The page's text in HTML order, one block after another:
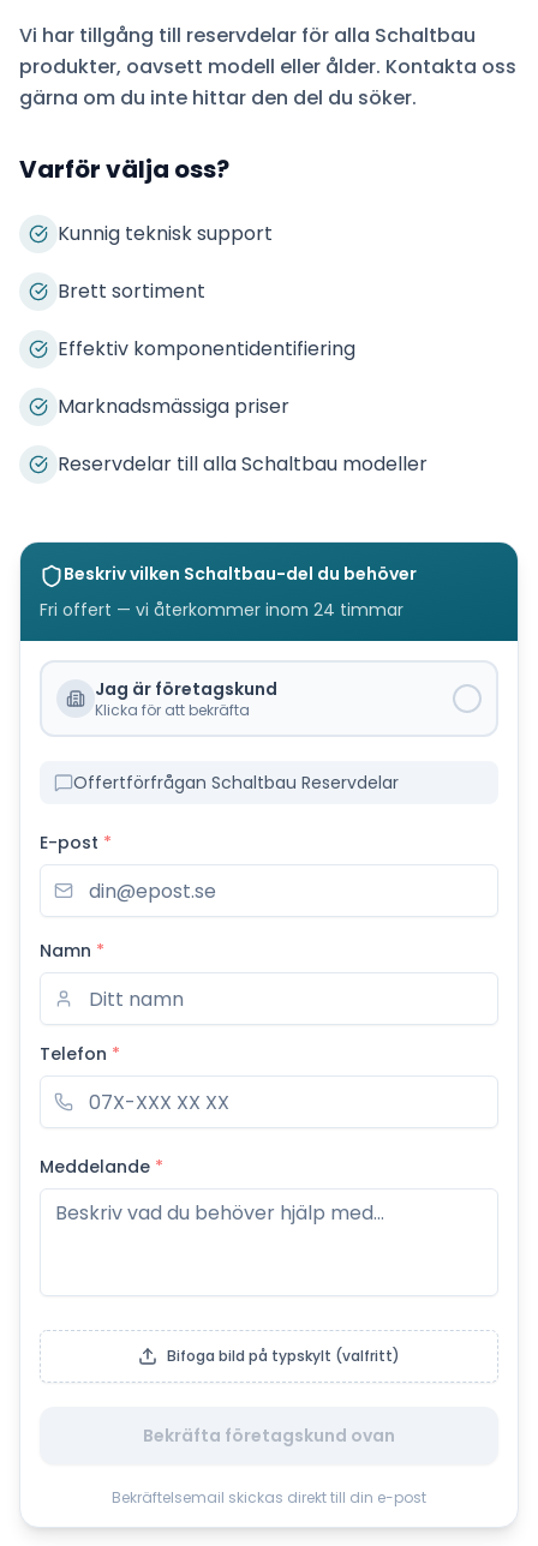
Vi har tillgång till reservdelar för alla Schaltbau
produkter, oavsett modell eller ålder. Kontakta oss
gärna om du inte hittar den del du söker.
Varför välja oss?
Kunnig teknisk support
Brett sortiment
Effektiv komponentidentifiering
Marknadsmässiga priser
Reservdelar till alla Schaltbau modeller
Beskriv vilken Schaltbau-del du behöver
Fri offert — vi återkommer inom 24 timmar
Jag är företagskund
Klicka för att bekräfta
Offertförfrågan Schaltbau Reservdelar
E-post *
Namn *
Telefon *
Meddelande *
Bifoga bild på typskylt (valfritt)
Bekräfta företagskund ovan
Bekräftelsemail skickas direkt till din e-post